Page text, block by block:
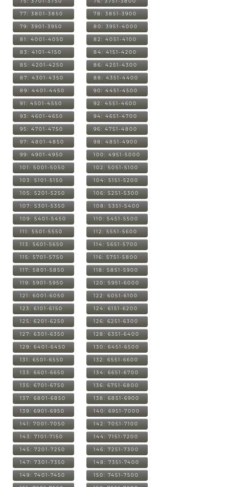
77: 3801-3850 78: 3851-3900
79: 3901-3950 80: 3951-4000
81: 4001-4050 82: 4051-4100
83: 4101-4150 84: 4151-4200
85: 4201-4250 86: 4251-4300
87: 4301-4350 88: 4351-4400
89: 4401-4450 90: 4451-4500
91: 4501-4550 92: 4551-4600
93: 4601-4650 94: 4651-4700
95: 4701-4750 96: 4751-4800
97: 4801-4850 98: 4851-4900
99: 4901-4950 100: 4951-5000
101: 5001-5050 102: 5051-5100
103: 5101-5150 104: 5151-5200
105: 5201-5250 106: 5251-5300
107: 5301-5350 108: 5351-5400
109: 5401-5450 110: 5451-5500
111: 5501-5550 112: 5551-5600
113: 5601-5650 114: 5651-5700
115: 5701-5750 116: 5751-5800
117: 5801-5850 118: 5851-5900
119: 5901-5950 120: 5951-6000
121: 6001-6050 122: 6051-6100
123: 6101-6150 124: 6151-6200
125: 6201-6250 126: 6251-6300
127: 6301-6350 128: 6351-6400
129: 6401-6450 130: 6451-6500
131: 6501-6550 132: 6551-6600
133: 6601-6650 134: 6651-6700
135: 6701-6750 136: 6751-6800
137: 6801-6850 138: 6851-6900
139: 6901-6950 140: 6951-7000
141: 7001-7050 142: 7051-7100
143: 7101-7150 144: 7151-7200
145: 7201-7250 146: 7251-7300
147: 7301-7350 148: 7351-7400
149: 7401-7450 150: 7451-7500